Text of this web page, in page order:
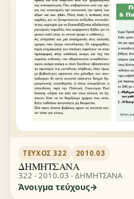
ΤΕΎΧΟΣ 322 2010.03
ΔΗΜΗΤΣΑΝΑ
322 - 2010.03 - ΔΗΜΗΤΣΑΝΑ
Άνοιγμα τεύχους